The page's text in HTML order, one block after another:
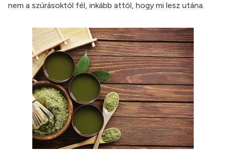
nem a szúrásoktól fél, inkább attól, hogy mi lesz utána.